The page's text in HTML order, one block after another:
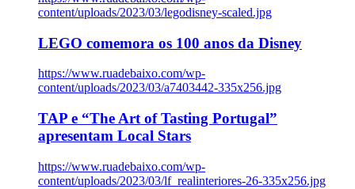
content/uploads/2023/03/legodisney-scaled.jpg
LEGO comemora os 100 anos da Disney
https://www.ruadebaixo.com/wp-
content/uploads/2023/03/a7403442-335x256.jpg
TAP e “The Art of Tasting Portugal”
apresentam Local Stars
https://www.ruadebaixo.com/wp-
content/uploads/2023/03/lf_realinteriores-26-335x256.jpg